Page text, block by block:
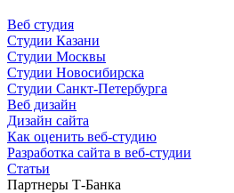
Веб студия
Студии Казани
Студии Москвы
Студии Новосибирска
Студии Санкт-Петербурга
Веб дизайн
Дизайн сайта
Как оценить веб-студию
Разработка сайта в веб-студии
Статьи
Партнеры Т-Банка